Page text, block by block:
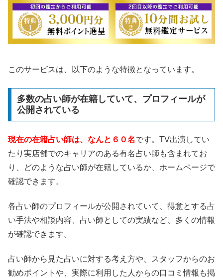
このサービスは、以下のような特徴となっています。
多数の占い師が在籍していて、プロフィールが
公開されている
現在の在籍占い師は、なんと６０名です。TV出演してい
たり実店舗でのキャリアのある有名占い師も含まれてお
り、どのような占い師が在籍しているか、ホームページで
確認できます。
各占い師のプロフィールが公開されていて、得意とする占
い手法や相談内容、占い師としての実績など、多くの情報
が確認できます。
占い師から見た占いに対する考え方や、スタッフからのお
勧めポイントや、実際に利用した人からの口コミ情報も掲